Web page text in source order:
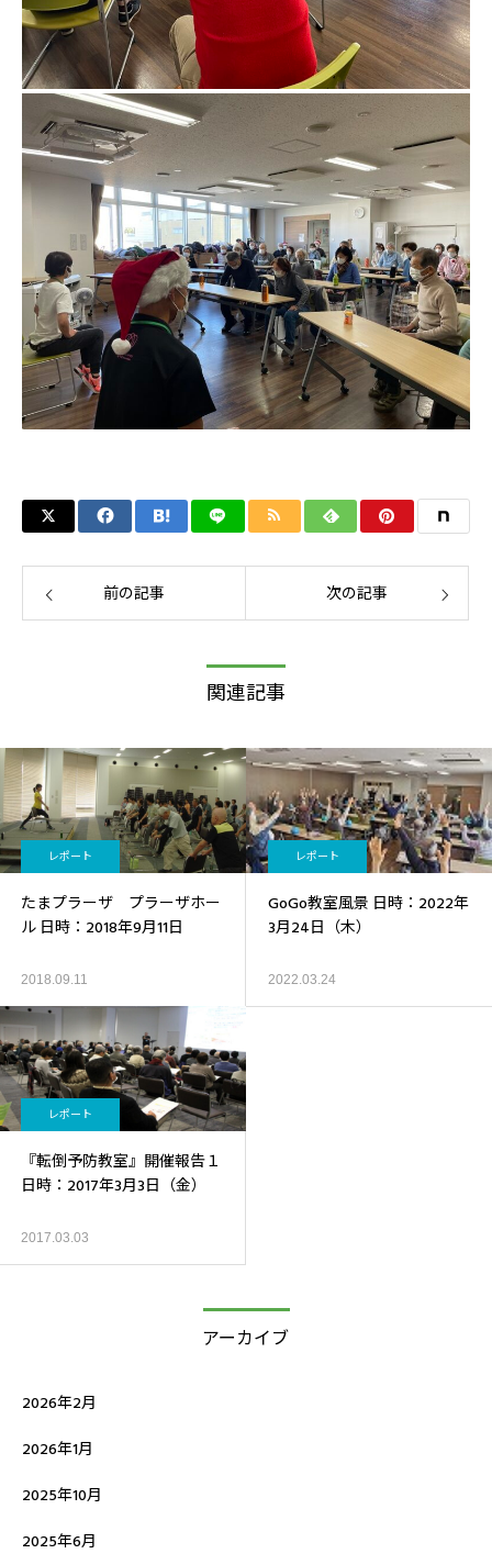
前の記事 次の記事
関連記事
レポート
たまプラーザ プラーザホー
ル 日時：2018年9月11日
2018.09.11
レポート
GoGo教室風景 日時：2022年
3月24日（木）
2022.03.24
レポート
『転倒予防教室』開催報告１
日時：2017年3月3日（金）
2017.03.03
アーカイブ
2026年2月
2026年1月
2025年10月
2025年6月